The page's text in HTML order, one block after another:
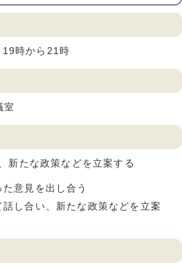
時から21時
新たな政策などを立案する
意見を出し合う
し合い、新たな政策などを立案